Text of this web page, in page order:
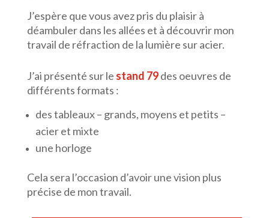
J’espère que vous avez pris du plaisir à
déambuler dans les allées et à découvrir mon
travail de réfraction de la lumière sur acier.
J’ai présenté sur le stand 79des oeuvres de
différents formats :
des tableaux – grands, moyens et petits –
acier et mixte
une horloge
Cela sera l’occasion d’avoir une vision plus
précise de mon travail.